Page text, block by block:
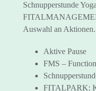
Schnupperstunde
Auswahl an Aktionen.
Aktive Pause
FMS –
FITALPARK: